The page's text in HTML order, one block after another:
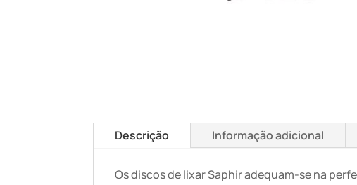
Descrição Informação adicional
Os discos de lixar Saphir adequam-se na